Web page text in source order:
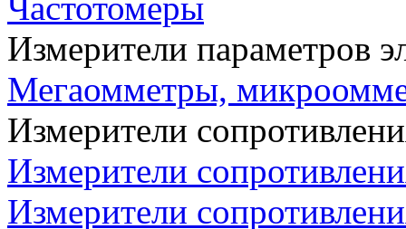
Измерители параметров
Мегаомметры,
Измерители
Измерители
Измерители